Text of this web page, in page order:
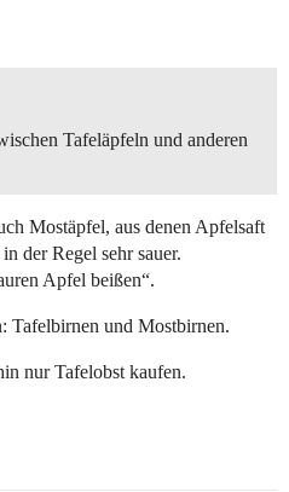
Tafeläpfeln und anderen
Mostäpfel, aus denen Apfelsaft
der Regel sehr sauer.
Apfel beißen“.
Tafelbirnen und Mostbirnen.
nur Tafelobst kaufen.